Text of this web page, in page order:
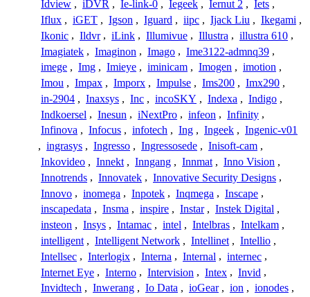
Idview , iDVR , Ie-link-0 , Iegeek , Iernut 2 , Iets ,
Iflux , iGET , Igson , Iguard , iipc , Ijack Liu , Ikegami ,
Ikonic , Ildvr , iLink , Illumivue , Illustra , illustra 610 ,
Imagiatek , Imaginon , Imago , Ime3122-admnq39 ,
imege , Img , Imieye , iminicam , Imogen , imotion ,
Imou , Impax , Imporx , Impulse , Ims200 , Imx290 ,
in-2904 , Inaxsys , Inc , incoSKY , Indexa , Indigo ,
Indkoersel , Inesun , iNextPro , infeon , Infinity ,
Infinova , Infocus , infotech , Ing , Ingeek , Ingenic-v01
, ingrasys , Ingresso , Ingressosede , Inisoft-cam ,
Inkovideo , Innekt , Inngang , Innmat , Inno Vision ,
Innotrends , Innovatek , Innovative Security Designs ,
Innovo , inomega , Inpotek , Inqmega , Inscape ,
inscapedata , Insma , inspire , Instar , Instek Digital ,
insteon , Insys , Intamac , intel , Intelbras , Intelkam ,
intelligent , Intelligent Network , Intellinet , Intellio ,
Intellsec , Interlogix , Interna , Internal , internec ,
Internet Eye , Interno , Intervision , Intex , Invid ,
Invidtech , Inwerang , Io Data , ioGear , ion , ionodes ,